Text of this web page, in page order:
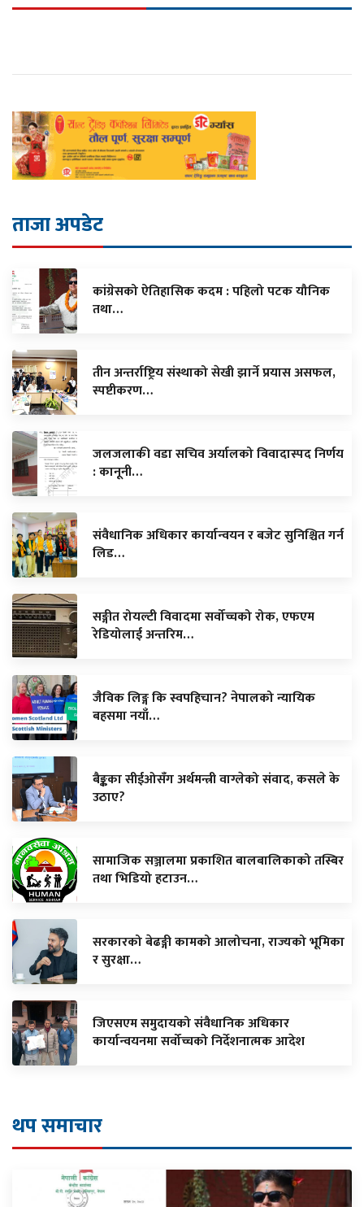
ताजा अपडेट
कांग्रेसको ऐतिहासिक कदम : पहिलो पटक यौनिक
तथा…
तीन अन्तर्राष्ट्रिय संस्थाको सेखी झार्ने प्रयास असफल,
स्पष्टीकरण…
जलजलाकी वडा सचिव अर्यालको विवादास्पद निर्णय
: कानूनी…
संवैधानिक अधिकार कार्यान्वयन र बजेट सुनिश्चित गर्न
लिड…
सङ्गीत रोयल्टी विवादमा सर्वोच्चको रोक, एफएम
रेडियोलाई अन्तरिम…
जैविक लिङ्ग कि स्वपहिचान? नेपालको न्यायिक
बहसमा नयाँ…
बैङ्कका सीईओसँग अर्थमन्त्री वाग्लेको संवाद, कसले के
उठाए?
सामाजिक सञ्जालमा प्रकाशित बालबालिकाको तस्बिर
तथा भिडियो हटाउन…
सरकारको बेढङ्गी कामको आलोचना, राज्यको भूमिका
र सुरक्षा…
जिएसएम समुदायको संवैधानिक अधिकार
कार्यान्वयनमा सर्वोच्चको निर्देशनात्मक आदेश
थप समाचार